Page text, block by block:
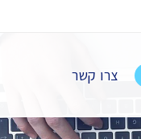
צרו קשר